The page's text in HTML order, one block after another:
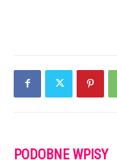
PODOBNE WPISY